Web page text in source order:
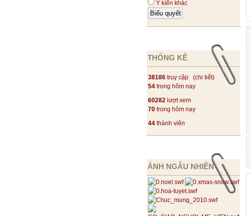
Ý kiến khác
THỐNG KÊ
38186 truy cập (chi tiết)
54 trong hôm nay
60282 lượt xem
70 trong hôm nay
44 thành viên
ẢNH NGẪU NHIÊN